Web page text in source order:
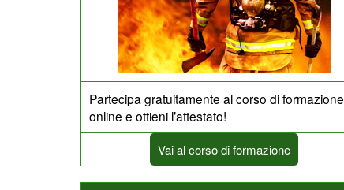
Partecipa gratuitamente al corso di formazione
online e ottieni l’attestato!
Vai al corso di formazione